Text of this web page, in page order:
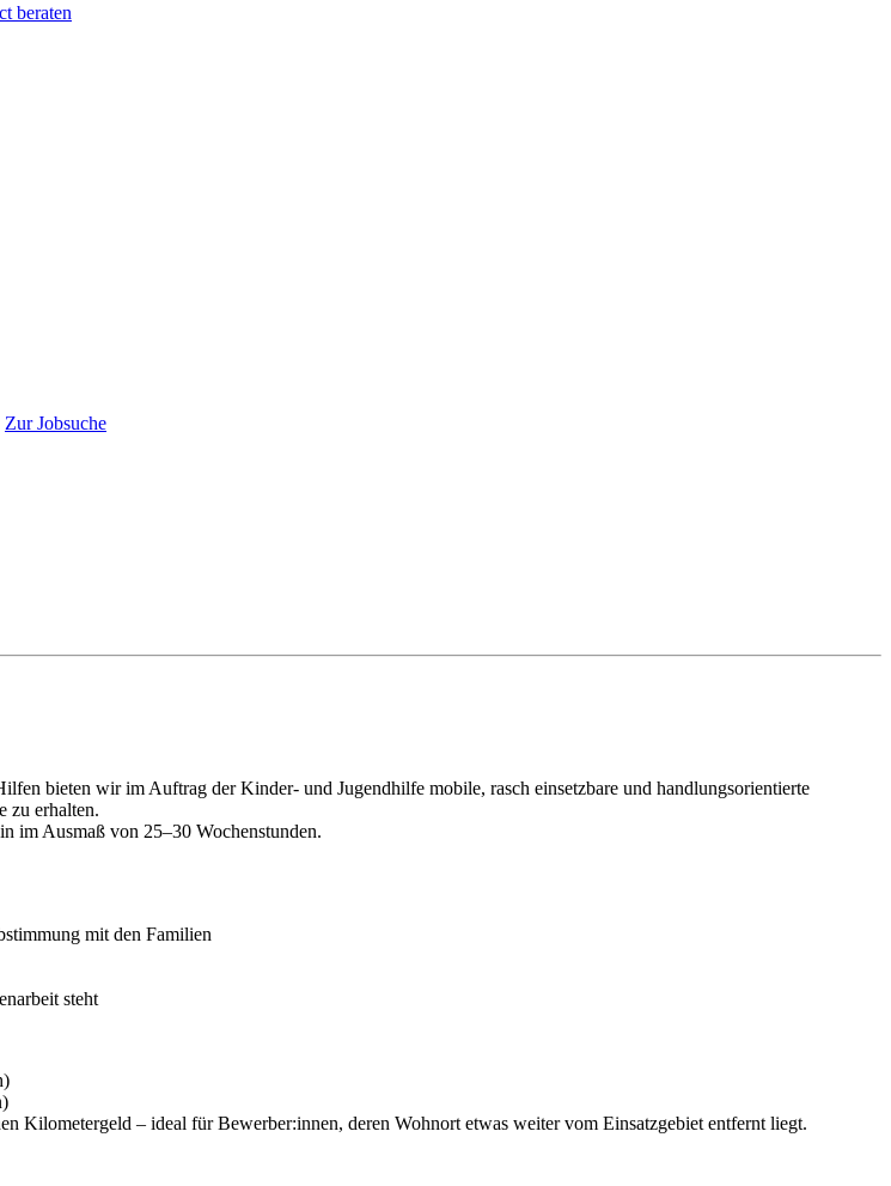
Zur Jobsuche
bieten wir im Auftrag der Kinder- und Jugendhilfe mobile, rasch einsetzbare und handlungsorientierte
zu erhalten.
im Ausmaß von 25–30 Wochenstunden.
mit den Familien
steht
Kilometergeld – ideal für Bewerber:innen, deren Wohnort etwas weiter vom Einsatzgebiet entfernt liegt.